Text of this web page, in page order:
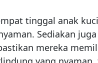
tinggal anak
Sediakan
mereka